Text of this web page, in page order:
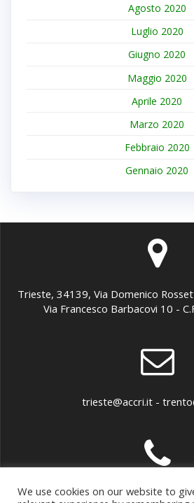
Agosto 2020
Luglio 2020
Giugno 2020
Maggio 2020
Aprile 2020
Marzo 2020
Febbraio 2020
Gennaio 2020
Trieste, 34139, Via Domenico
Via Francesco Barbacovi 10 -
trieste@accri.it -
040 307899 - 0461
We use cookies on our website to